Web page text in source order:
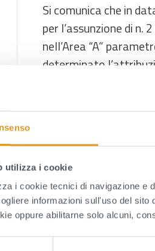
utilizza i cookie
i cookie tecnici di navigazione e
informazioni sull'uso del
oppure abilitarne solo alcuni,
Si comunica che in
per l’assunzione di
nell’Area “A”
determinato
presso la sede del
ALLEGATI